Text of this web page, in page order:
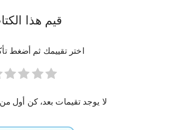
قيم هذا
اختر تقييمك ثم أضغط
لا يوجد تقيمات بعد، كن أول